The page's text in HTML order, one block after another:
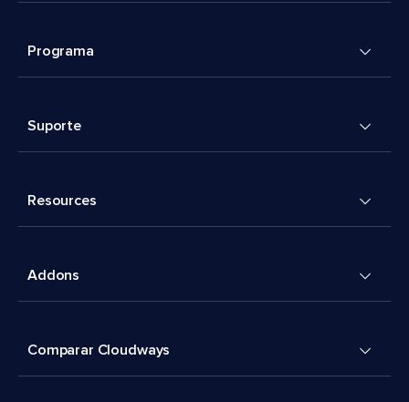
Programa
Suporte
Resources
Addons
Comparar Cloudways